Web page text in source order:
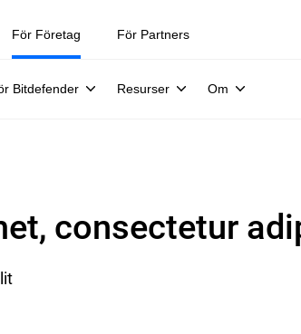
För Företag
Bitdefender Resurser Om
För Partners
consectetur